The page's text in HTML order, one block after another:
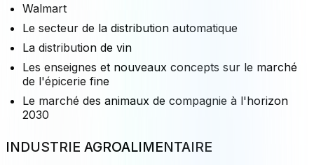
Walmart
Le secteur de la distribution automatique
La distribution de vin
Les enseignes et nouveaux concepts sur le marché
de l'épicerie fine
Le marché des animaux de compagnie à l'horizon
2030
INDUSTRIE AGROALIMENTAIRE